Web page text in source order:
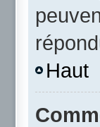
Haut